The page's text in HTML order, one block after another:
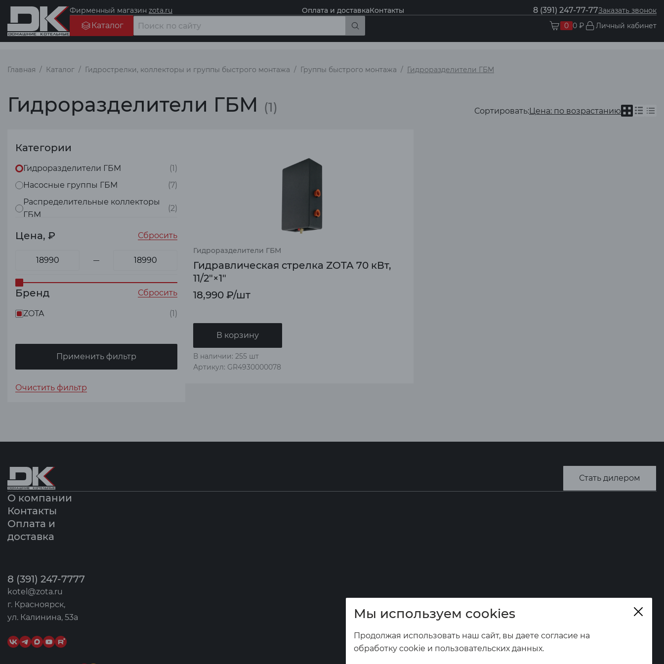
Фирменный магазин zota.ru Оплата и доставкаКонтакты 8 (391) 247-77-77Заказать звонок
Каталог 0 0 ₽ Личный кабинет
Главная Каталог Гидрострелки, коллекторы и группы быстрого монтажа Группы быстрого монтажа Гидроразделители ГБМ
Гидроразделители ГБМ (1) Сортировать:Цена: по возрастанию
Категории
Гидроразделители ГБМ
(1)
Насосные группы ГБМ
(7)
Распределительные коллекторы
ГБМ
(2)
Цена, ₽ Сбросить
Бренд Сбросить
ZOTA (1)
Применить фильтр
Очистить фильтр
Гидроразделители ГБМ
Гидравлическая стрелка ZOTA 70 кВт,
11/2"×1"
18,990 ₽/шт
В корзину
В наличии: 255 шт
Артикул: GR4930000078
Стать дилером
О компании
Контакты
Оплата и
доставка
8 (391) 247-7777
kotel@zota.ru
г. Красноярск,
ул. Калинина, 53а
Мы используем cookies
Продолжая использовать наш сайт, вы даете согласие на
обработку cookie и пользовательских данных.